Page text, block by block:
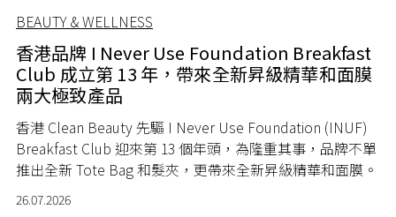
BEAUTY & WELLNESS
香港品牌 I Never Use Foundation Breakfast
Club 成立第 13 年，帶來全新昇級精華和面膜
兩大極致產品
香港 Clean Beauty 先驅 I Never Use Foundation (INUF)
Breakfast Club 迎來第 13 個年頭，為隆重其事，品牌不單
推出全新 Tote Bag 和髮夾，更帶來全新昇級精華和面膜。
26.07.2026